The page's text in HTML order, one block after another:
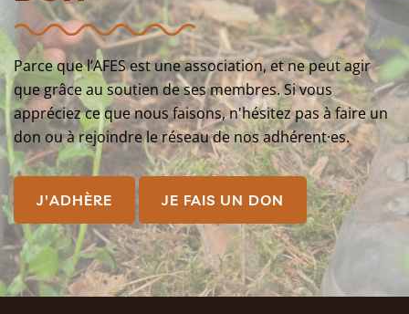
Parce que l’AFES est une association, et ne peut agir
que grâce au soutien de ses membres. Si vous
appréciez ce que nous faisons, n'hésitez pas à faire un
don ou à rejoindre le réseau de nos adhérent·es.
J'ADHÈRE JE FAIS UN DON